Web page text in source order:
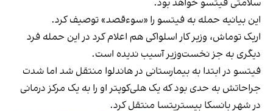
سلامتی فیتسو خواهد بود.
این بیانیه حمله به فیتسو را «سوءقصد» توصیف کرد.
اریک توماش، وزیر کار اسلواکی هم اعلام کرد در این حمله فرد
دیگری به جز نخست‌وزیر آسیب ندیده است.
فیتسو در ابتدا به بیمارستانی در هاندلوا منتقل شد اما شدت
جراحاتش به حدی بود که یک هلی‌کوپتر او را به یک مرکز درمانی
در شهر بانسکا بیستریتسا منتقل کرد.